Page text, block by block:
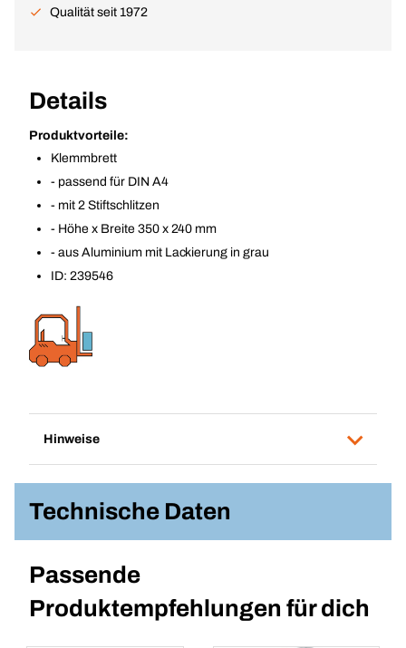
Qualität seit 1972
Details
Produktvorteile:
Klemmbrett
- passend für DIN A4
- mit 2 Stiftschlitzen
- Höhe x Breite 350 x 240 mm
- aus Aluminium mit Lackierung in grau
ID: 239546
Hinweise
Technische Daten
Passende
Produktempfehlungen für dich